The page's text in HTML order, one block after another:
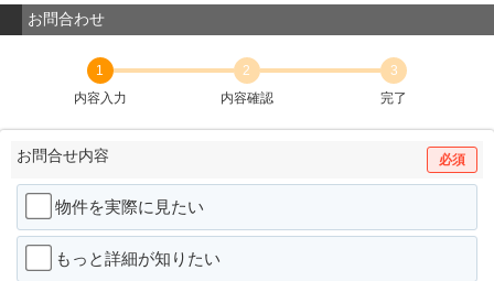
お問合わせ
1
内容入力
2
内容確認
3
完了
お問合せ内容 必須
物件を実際に見たい
もっと詳細が知りたい